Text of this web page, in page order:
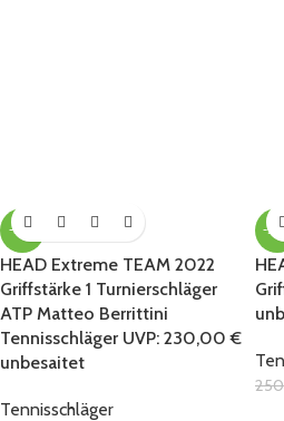
-35%
HEAD Extreme TEAM 2022
Griffstärke 1 Turnierschläger
ATP Matteo Berrittini
Tennisschläger UVP: 230,00 €
unbesaitet
Tennisschläger
-